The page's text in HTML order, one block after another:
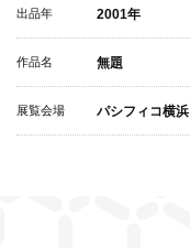
出品年 2001年
作品名 無題
展覧会場 パシフィコ横浜